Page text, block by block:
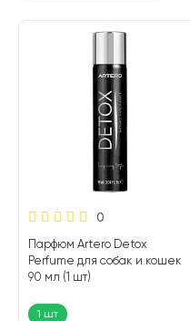
0
Парфюм Artero Detox
Perfume для собак и кошек
90 мл (1 шт)
1 шт